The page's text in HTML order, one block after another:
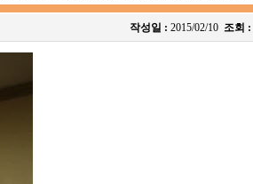
작성일 : 2015/02/10 조회 :